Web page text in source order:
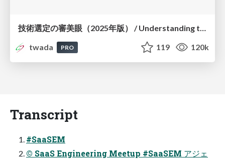
twada
PRO 119 120k
Transcript
#SaaSEM
© SaaS Engineering Meetup #SaaSEM アジェ